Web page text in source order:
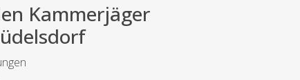
Kammerjäger